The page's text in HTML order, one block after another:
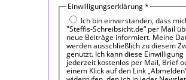
Einwilligungserklärung*
Ich bin einverstanden, dass
"Steffis-Schreibsicht.de“ per Mail
neue Beiträge informiert. Meine
werden ausschließlich zu diesem
genutzt. Ich kann diese Einwilligung
jederzeit kostenlos per Mail, Brief
einem Klick auf den Link